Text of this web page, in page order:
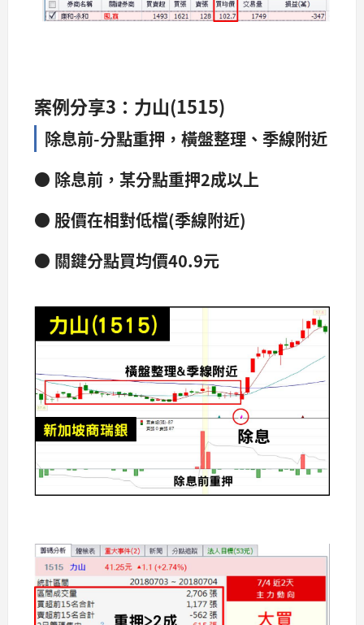
案例分享3：力山(1515)
除息前-分點重押，橫盤整理、季線附近
● 除息前，某分點重押2成以上
● 股價在相對低檔(季線附近)
● 關鍵分點買均價40.9元